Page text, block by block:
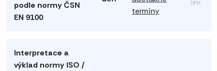
podle normy ČSN
EN 9100
termíny
DPH
Interpretace a
výklad normy ISO /